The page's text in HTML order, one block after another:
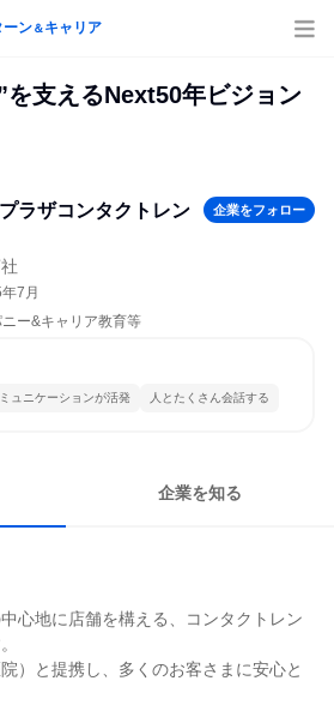
ーン＆キャリア
を支えるNext50年ビジョン
ラザコンタクトレン
企業をフォロー
7月
ー&キャリア教育等
ュニケーションが活発 人とたくさん会話する
企業を知る
心地に店舗を構える、コンタクトレン
）と提携し、多くのお客さまに安心と